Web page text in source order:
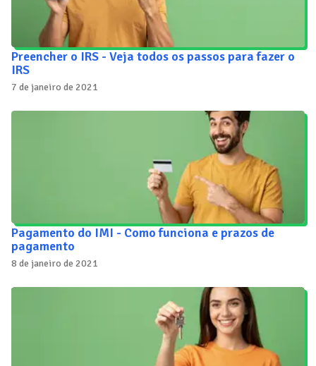
Preencher o IRS - Veja todos os passos para fazer o
IRS
7 de janeiro de 2021
Pagamento do IMI - Como funciona e prazos de
pagamento
8 de janeiro de 2021